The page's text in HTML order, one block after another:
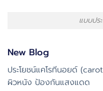
แบบปร
New Blog
ประโยชน์แคโรทีนอยด์
ผิวหนัง ป้องกันแสงแดด